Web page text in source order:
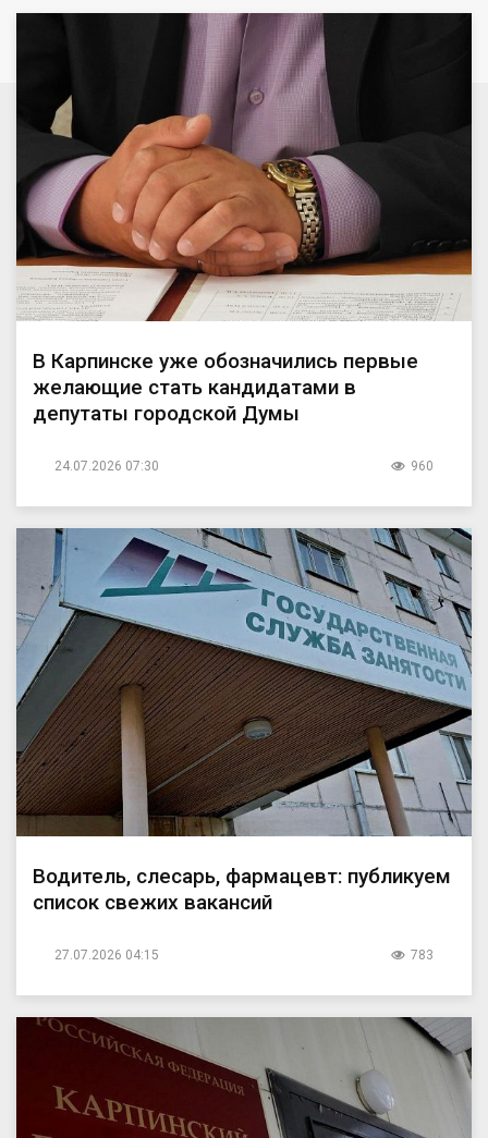
В Карпинске уже обозначились первые
желающие стать кандидатами в
депутаты городской Думы
24.07.2026 07:30 960
Водитель, слесарь, фармацевт: публикуем
список свежих вакансий
27.07.2026 04:15 783